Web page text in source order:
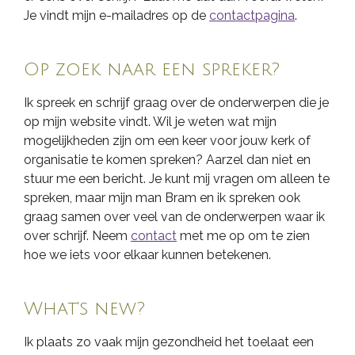
Je vindt mijn e-mailadres op de contactpagina.
Op zoek naar een spreker?
Ik spreek en schrijf graag over de onderwerpen die je
op mijn website vindt. Wil je weten wat mijn
mogelijkheden zijn om een keer voor jouw kerk of
organisatie te komen spreken? Aarzel dan niet en
stuur me een bericht. Je kunt mij vragen om alleen te
spreken, maar mijn man Bram en ik spreken ook
graag samen over veel van de onderwerpen waar ik
over schrijf. Neem contact met me op om te zien
hoe we iets voor elkaar kunnen betekenen.
What's new?
Ik plaats zo vaak mijn gezondheid het toelaat een